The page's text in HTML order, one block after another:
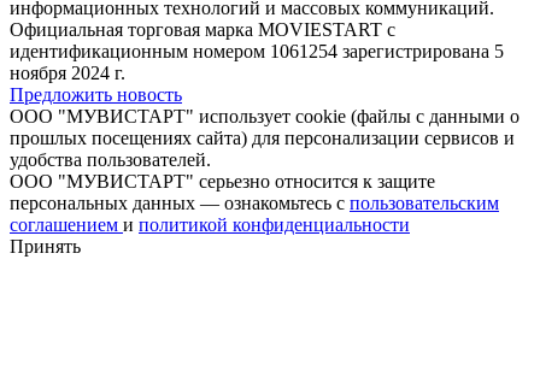
информационных технологий и массовых коммуникаций.
Официальная торговая марка MOVIESTART с
идентификационным номером 1061254 зарегистрирована 5
ноября 2024 г.
Предложить новость
ООО "МУВИСТАРТ" использует cookie (файлы с данными о
прошлых посещениях сайта) для персонализации сервисов и
удобства пользователей.
ООО "МУВИСТАРТ" серьезно относится к защите
персональных данных — ознакомьтесь с пользовательским
соглашением и политикой конфиденциальности
Принять